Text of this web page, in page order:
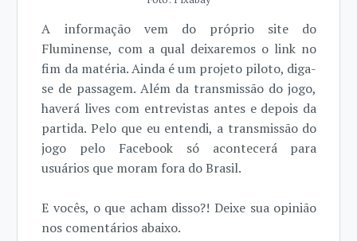
A informação vem do próprio site do
Fluminense, com a qual deixaremos o link no
fim da matéria. Ainda é um projeto piloto, diga-
se de passagem. Além da transmissão do jogo,
haverá lives com entrevistas antes e depois da
partida. Pelo que eu entendi, a transmissão do
jogo pelo Facebook só acontecerá para
usuários que moram fora do Brasil.
E vocês, o que acham disso?! Deixe sua opinião
nos comentários abaixo.